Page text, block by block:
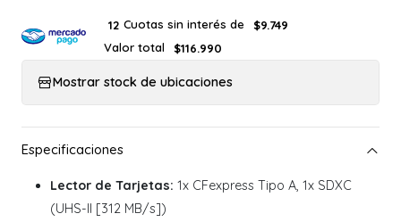
12 Cuotas sin interés de
$9.749
Valor total
$116.990
Mostrar stock de ubicaciones
Lector de Tarjetas: 1x CFexpress Tipo A, 1x SDXC
(UHS-II [312 MB/s])